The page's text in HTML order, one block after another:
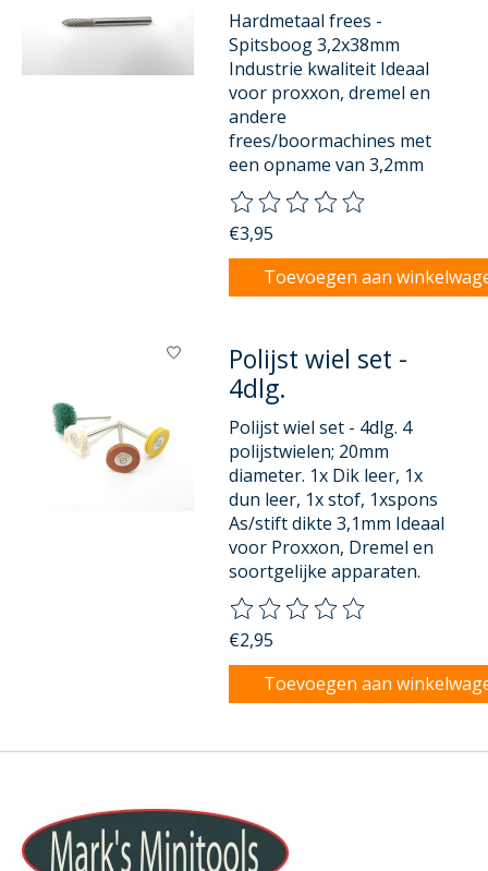
Hardmetaal frees -
Spitsboog 3,2x38mm
Industrie kwaliteit Ideaal
voor proxxon, dremel en
andere
frees/boormachines met
een opname van 3,2mm
De beoordeling van dit
€3,95
Toevoegen aan
Polijst wiel set -
4dlg.
Polijst wiel set - 4dlg. 4
polijstwielen; 20mm
diameter. 1x Dik leer, 1x
dun leer, 1x stof, 1xspons
As/stift dikte 3,1mm Ideaal
voor Proxxon, Dremel en
soortgelijke apparaten.
De beoordeling van dit
€2,95
Toevoegen aan